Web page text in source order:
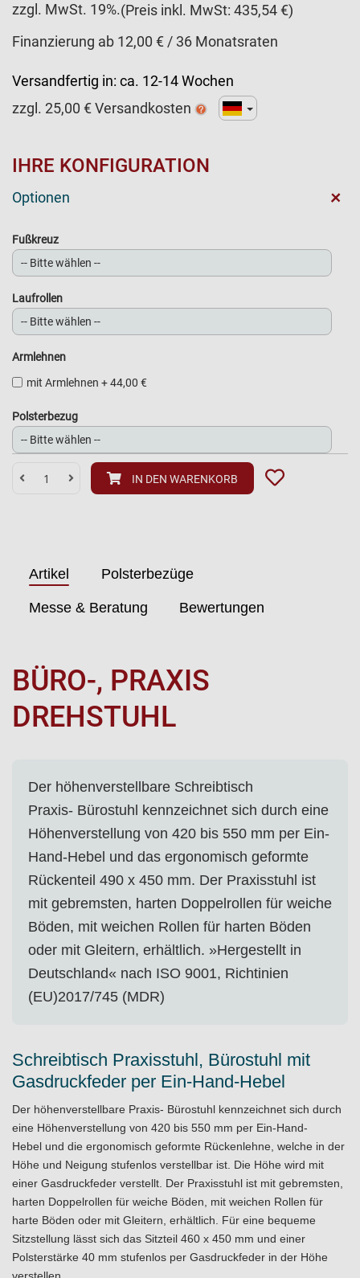
zzgl. MwSt. 19%.(Preis inkl. MwSt: 435,54 €)
Finanzierung ab 12,00 € / 36 Monatsraten
Versandfertig in: ca. 12-14 Wochen
zzgl. 25,00 € Versandkosten
IHRE KONFIGURATION
Optionen +
Fußkreuz
Laufrollen
Armlehnen
mit Armlehnen +44,00 €
Polsterbezug
IN DEN WARENKORB
Artikel Polsterbezüge
Messe & Beratung Bewertungen
BÜRO-, PRAXIS
DREHSTUHL
Der höhenverstellbare Schreibtisch
Praxis- Bürostuhl kennzeichnet sich durch eine
Höhenverstellung von 420 bis 550 mm per Ein-
Hand-Hebel und das ergonomisch geformte
Rückenteil 490 x 450 mm. Der Praxisstuhl ist
mit gebremsten, harten Doppelrollen für weiche
Böden, mit weichen Rollen für harten Böden
oder mit Gleitern, erhältlich. »Hergestellt in
Deutschland« nach ISO 9001, Richtinien
(EU)2017/745 (MDR)
Schreibtisch Praxisstuhl, Bürostuhl mit
Gasdruckfeder per Ein-Hand-Hebel
Der höhenverstellbare Praxis- Bürostuhl kennzeichnet sich durch
eine Höhenverstellung von 420 bis 550 mm per Ein-Hand-
Hebel und die ergonomisch geformte Rückenlehne, welche in der
Höhe und Neigung stufenlos verstellbar ist. Die Höhe wird mit
einer Gasdruckfeder verstellt. Der Praxisstuhl ist mit gebremsten,
harten Doppelrollen für weiche Böden, mit weichen Rollen für
harte Böden oder mit Gleitern, erhältlich. Für eine bequeme
Sitzstellung lässt sich das Sitzteil 460 x 450 mm und einer
Polsterstärke 40 mm stufenlos per Gasdruckfeder in der Höhe